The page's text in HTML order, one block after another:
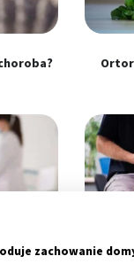
zachowanie